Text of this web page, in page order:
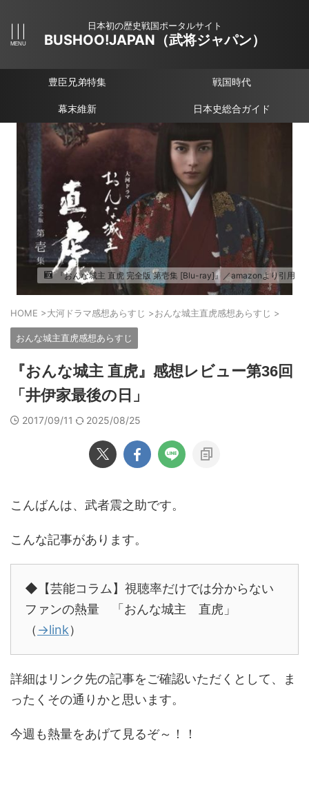
日本初の歴史戦国ポータルサイト
BUSHOO!JAPAN（武将ジャパン）
豊臣兄弟特集 戦国時代
幕末維新 日本史総合ガイド
『おんな城主 直虎 完全版 第壱集 [Blu-ray]』／amazonより引用
HOME >大河ドラマ感想あらすじ >おんな城主直虎感想あらすじ >
おんな城主直虎感想あらすじ
『おんな城主 直虎』感想レビュー第36回
「井伊家最後の日」
2017/09/11 2025/08/25
こんばんは、武者震之助です。
こんな記事があります。
◆【芸能コラム】視聴率だけでは分からない
ファンの熱量 「おんな城主 直虎」
（ →link）
詳細はリンク先の記事をご確認いただくとして、ま
ったくその通りかと思います。
今週も熱量をあげて見るぞ～！！